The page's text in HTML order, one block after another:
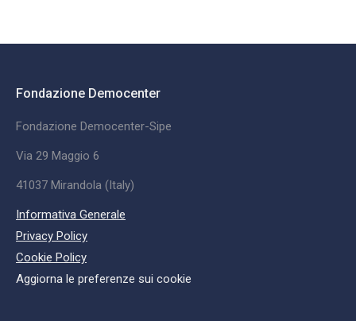
Fondazione Democenter
Fondazione Democenter-Sipe
Via 29 Maggio 6
41037 Mirandola (Italy)
Informativa Generale
Privacy Policy
Cookie Policy
Aggiorna le preferenze sui cookie